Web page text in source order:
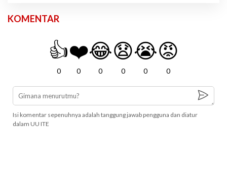
KOMENTAR
👍
0
❤️
0
😂
0
😧
0
😭
0
😡
0
Isi komentar sepenuhnya adalah tanggung jawab pengguna dan diatur
dalam UU ITE